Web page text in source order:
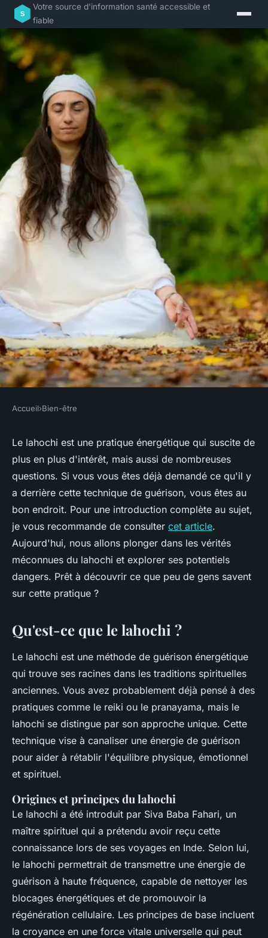
Votre source d'information santé accessible et
fiable
Découvrez les vérités
méconnues du lahochi et ses
dangers
Romane•13 mars 2025• 7 min de lecture
Accueil›Bien-être
Le lahochi est une pratique énergétique qui suscite de
plus en plus d'intérêt, mais aussi de nombreuses
questions. Si vous vous êtes déjà demandé ce qu'il y
a derrière cette technique de guérison, vous êtes au
bon endroit. Pour une introduction complète au sujet,
je vous recommande de consulter cet article.
Aujourd'hui, nous allons plonger dans les vérités
méconnues du lahochi et explorer ses potentiels
dangers. Prêt à découvrir ce que peu de gens savent
sur cette pratique ?
Qu'est-ce que le lahochi ?
Le lahochi est une méthode de guérison énergétique
qui trouve ses racines dans les traditions spirituelles
anciennes. Vous avez probablement déjà pensé à des
pratiques comme le reiki ou le pranayama, mais le
lahochi se distingue par son approche unique. Cette
technique vise à canaliser une énergie de guérison
pour aider à rétablir l'équilibre physique, émotionnel
et spirituel.
Origines et principes du lahochi
Le lahochi a été introduit par Siva Baba Fahari, un
maître spirituel qui a prétendu avoir reçu cette
connaissance lors de ses voyages en Inde. Selon lui,
le lahochi permettrait de transmettre une énergie de
guérison à haute fréquence, capable de nettoyer les
blocages énergétiques et de promouvoir la
régénération cellulaire. Les principes de base incluent
la croyance en une force vitale universelle qui peut